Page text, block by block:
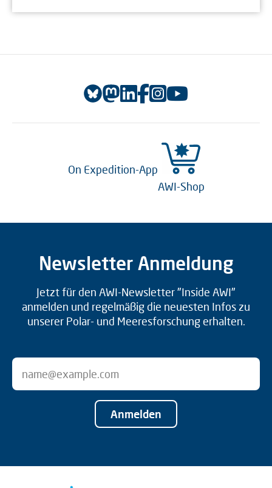
On Expedition-App
AWI-Shop
Newsletter Anmeldung
Jetzt für den AWI-Newsletter "Inside AWI"
anmelden und regelmäßig die neuesten Infos zu
unserer Polar- und Meeresforschung erhalten.
Anmelden